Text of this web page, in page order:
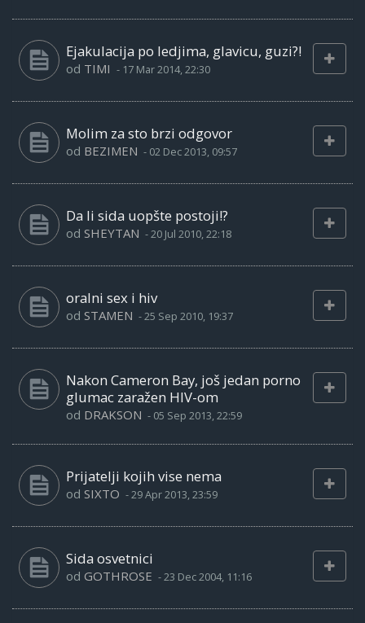
Ejakulacija po ledjima, glavicu, guzi?!
od TIMI - 17 Mar 2014, 22:30
Molim za sto brzi odgovor
od BEZIMEN - 02 Dec 2013, 09:57
Da li sida uopšte postoji!?
od SHEYTAN -20 Jul 2010, 22:18
oralni sex i hiv
od STAMEN -25 Sep 2010, 19:37
Nakon Cameron Bay, još jedan porno
glumac zaražen HIV-om
od DRAKSON - 05 Sep 2013, 22:59
Prijatelji kojih vise nema
od SIXTO -29 Apr 2013, 23:59
Sida osvetnici
od GOTHROSE -23 Dec 2004, 11:16